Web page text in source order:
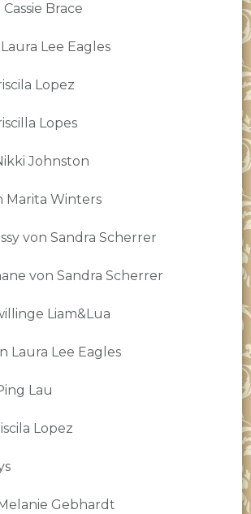
Brace
Lee Eagles
Lopez
Lopes
Johnston
Marita Winters
von Sandra Scherrer
von Sandra Scherrer
Liam&Lua
Laura Lee Eagles
Lau
Lopez
Gebhardt